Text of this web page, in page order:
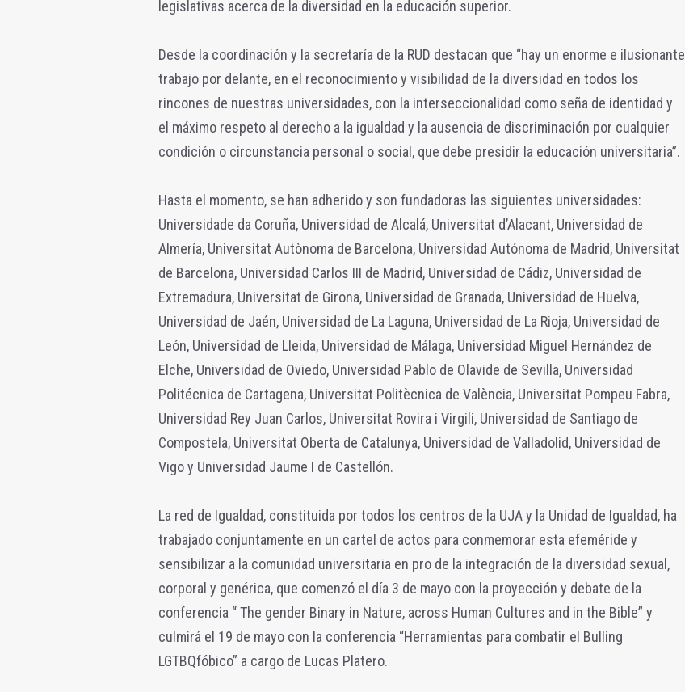
legislativas acerca de la diversidad en la educación superior.
Desde la coordinación y la secretaría de la RUD destacan que “hay un enorme e ilusionante
trabajo por delante, en el reconocimiento y visibilidad de la diversidad en todos los
rincones de nuestras universidades, con la interseccionalidad como seña de identidad y
el máximo respeto al derecho a la igualdad y la ausencia de discriminación por cualquier
condición o circunstancia personal o social, que debe presidir la educación universitaria”.
Hasta el momento, se han adherido y son fundadoras las siguientes universidades:
Universidade da Coruña, Universidad de Alcalá, Universitat d’Alacant, Universidad de
Almería, Universitat Autònoma de Barcelona, Universidad Autónoma de Madrid, Universitat
de Barcelona, Universidad Carlos III de Madrid, Universidad de Cádiz, Universidad de
Extremadura, Universitat de Girona, Universidad de Granada, Universidad de Huelva,
Universidad de Jaén, Universidad de La Laguna, Universidad de La Rioja, Universidad de
León, Universidad de Lleida, Universidad de Málaga, Universidad Miguel Hernández de
Elche, Universidad de Oviedo, Universidad Pablo de Olavide de Sevilla, Universidad
Politécnica de Cartagena, Universitat Politècnica de València, Universitat Pompeu Fabra,
Universidad Rey Juan Carlos, Universitat Rovira i Virgili, Universidad de Santiago de
Compostela, Universitat Oberta de Catalunya, Universidad de Valladolid, Universidad de
Vigo y Universidad Jaume I de Castellón.
La red de Igualdad, constituida por todos los centros de la UJA y la Unidad de Igualdad, ha
trabajado conjuntamente en un cartel de actos para conmemorar esta efeméride y
sensibilizar a la comunidad universitaria en pro de la integración de la diversidad sexual,
corporal y genérica, que comenzó el día 3 de mayo con la proyección y debate de la
conferencia “ The gender Binary in Nature, across Human Cultures and in the Bible” y
culmirá el 19 de mayo con la conferencia “Herramientas para combatir el Bulling
LGTBQfóbico” a cargo de Lucas Platero.